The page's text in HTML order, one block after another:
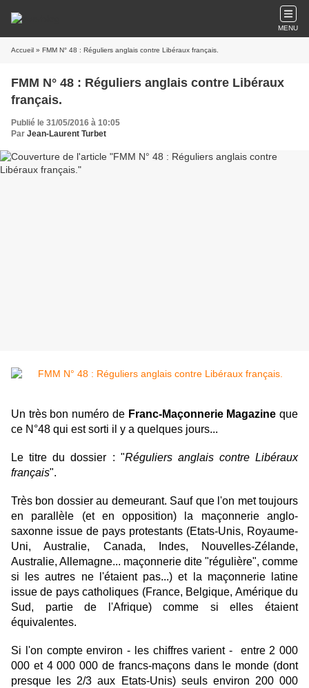
MENU
Accueil » FMM N° 48 : Réguliers anglais contre Libéraux français.
FMM N° 48 : Réguliers anglais contre Libéraux
français.
Publié le 31/05/2016 à 10:05
Par Jean-Laurent Turbet
Un très bon numéro de Franc-Maçonnerie Magazine que
ce N°48 qui est sorti il y a quelques jours...
Le titre du dossier : "Réguliers anglais contre Libéraux
français".
Très bon dossier au demeurant. Sauf que l'on met toujours
en parallèle (et en opposition) la maçonnerie anglo-
saxonne issue de pays protestants (Etats-Unis, Royaume-
Uni, Australie, Canada, Indes, Nouvelles-Zélande,
Australie, Allemagne... maçonnerie dite "régulière", comme
si les autres ne l'étaient pas...) et la maçonnerie latine
issue de pays catholiques (France, Belgique, Amérique du
Sud, partie de l'Afrique) comme si elles étaient
équivalentes.
Si l'on compte environ - les chiffres varient - entre 2 000
000 et 4 000 000 de francs-maçons dans le monde (dont
presque les 2/3 aux Etats-Unis) seuls environ 200 000